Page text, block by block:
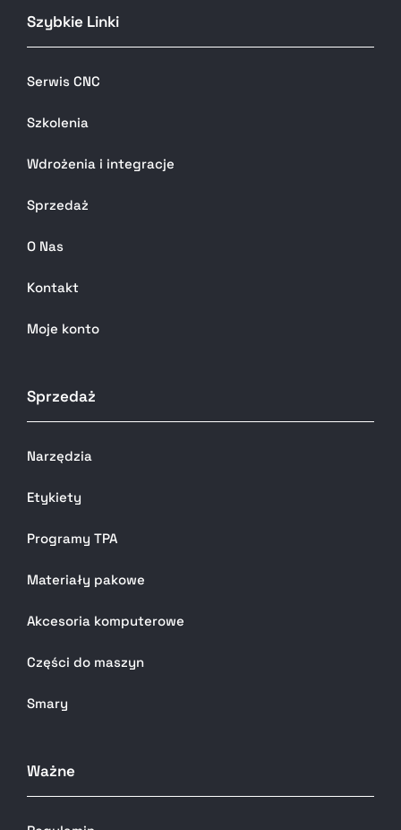
Szybkie Linki
Serwis CNC
Szkolenia
Wdrożenia i integracje
Sprzedaż
O Nas
Kontakt
Moje konto
Sprzedaż
Narzędzia
Etykiety
Programy TPA
Materiały pakowe
Akcesoria komputerowe
Części do maszyn
Smary
Ważne